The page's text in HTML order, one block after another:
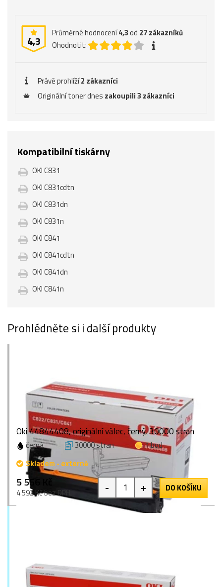
4,3
Průměrné hodnocení4,3od 27zákazníků
Ohodnotit:
Právě prohlíží2 zákazníci
Originální toner dnes zakoupili 3 zákazníci
Kompatibilní tiskárny
OKI C831
OKI C831cdtn
OKI C831dn
OKI C831n
OKI C841
OKI C841cdtn
OKI C841dn
OKI C841n
Prohlédněte si i další produkty
Oki 44844408, originální válec, černý, 30000 stran
černá 30000 stran
1 bod
Skladem - externě
5 556 Kč
4 592 Kč bez DPH - + DO KOŠÍKU